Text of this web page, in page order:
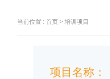
当前位置 : 首页 > 培训项目
项目名称：